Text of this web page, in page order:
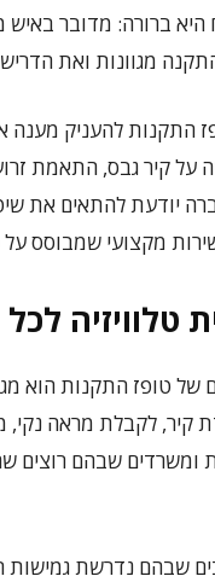
ברורה: מדובר באיש
מגוונות ואת
התקנות להעניק מענה
על קיר גבס, התאמת
יודעת להתאים את
מקצועי שמבוסס
טלוויזיה
של טופז התקנות הוא
קיר, לקבלת מראה נקי,
ומשרדים שבהם רוצים
שבהם נדרשת גמישות